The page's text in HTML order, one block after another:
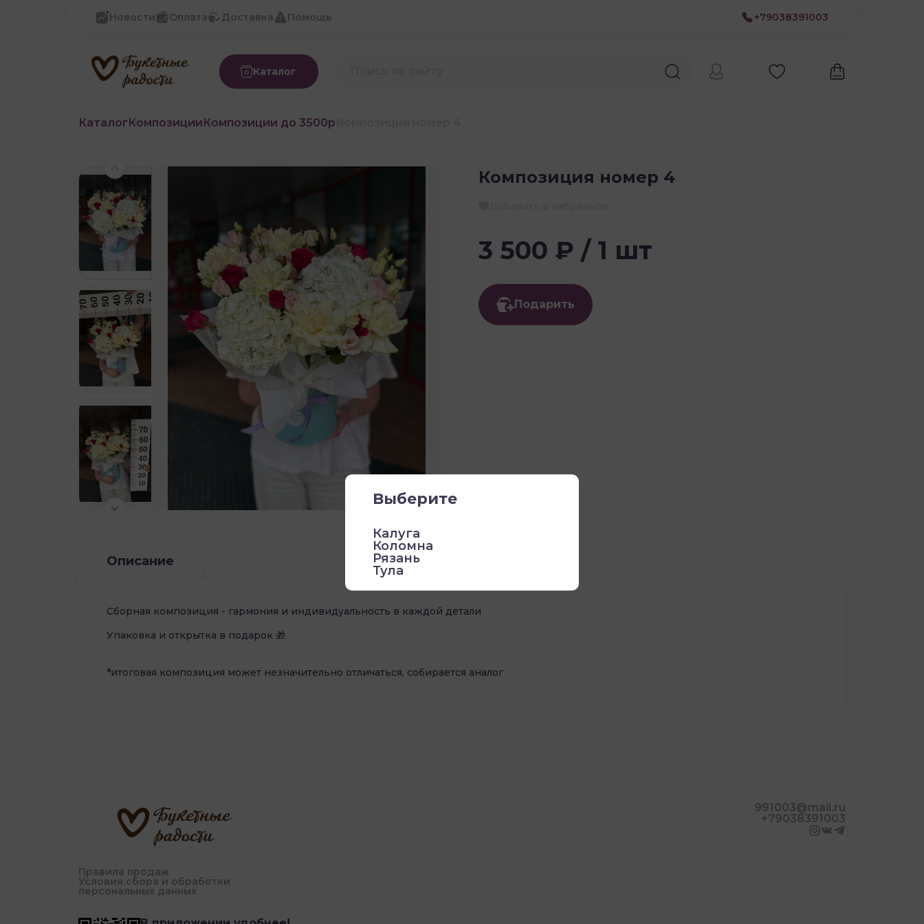
Новости Оплата Доставка Помощь +79038391003
Каталог
КаталогКомпозицииКомпозиции до 3500р
Композиция номер 4
3 500 ₽ / 1 шт
Подарить
Описание
Сборная композиция - гармония и индивидуальность в каждой детали
Упаковка и открытка в подарок 🎁
*итоговая композиция может незначительно отличаться, собирается аналог
Правила продаж
Условия сбора и обработки
персональных данных
991003@mail.ru
+79038391003
Выберите
Калуга
Коломна
Рязань
Тула